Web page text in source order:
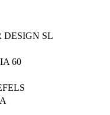
DESIGN SL
60